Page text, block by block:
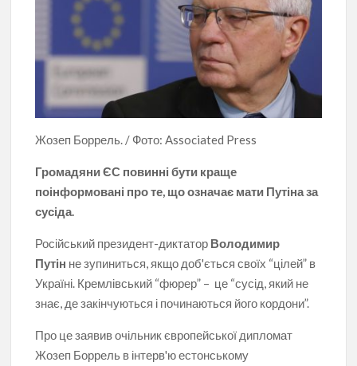
Жозеп Боррель. / Фото: Associated Press
Громадяни ЄС повинні бути краще
поінформовані про те, що означає мати Путіна за
сусіда.
Російський президент-диктатор Володимир
Путін не зупиниться, якщо доб'ється своїх “цілей” в
Україні. Кремлівський “фюрер” – це “сусід, який не
знає, де закінчуються і починаються його кордони”.
Про це заявив очільник європейської дипломат
Жозеп Боррель в інтерв'ю естонському